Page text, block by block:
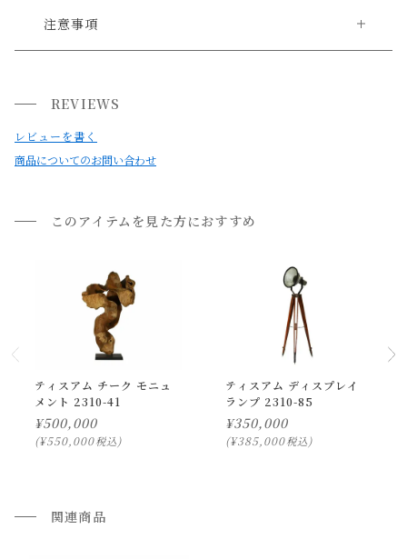
送料について
小型商品は、11,000円(税込)以上のお買い上げで
注意事項
・商品の特性上、お客様都合による返品・交換は承っており
ません。
・ご注文のタイミングによっては、他のお客様のご注文によ
その際は、ご注文をキャンセルとさせていただきますので、
・お使いのPC画面等や光の環境によっては、掲載の画像と実
際の商品とで色の見え方が異なることもございます。ご了承
REVIEWS
レビューを書く
商品についてのお問い合わせ
このアイテムを見た方におすすめ
ティスアム チーク モニュ
メント 2310-41
¥500,000
¥550,000税込
ティスアム ディスプレイ
ランプ 2310-85
¥350,000
¥385,000税込
関連商品